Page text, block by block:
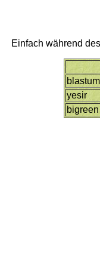
Einfach während
blastum
yesir
bigreen